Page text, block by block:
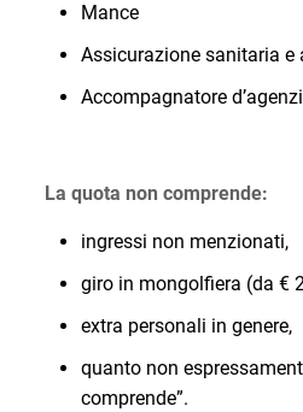
Mance
Assicurazione sanitaria e
Accompagnatore
La quota non comprende:
ingressi non menzionati,
giro in mongolfiera (da €
extra personali in genere,
quanto non
comprende”.